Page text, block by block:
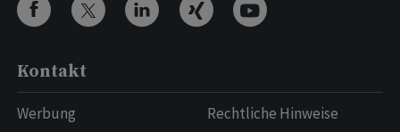
Kontakt
Werbung
Rechtliche Hinweise